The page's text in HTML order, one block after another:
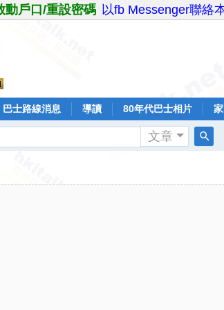
動戶口/重設密碼 以fb Messenger聯絡
巴士路線消息 導讀 80年代巴士相片
文章